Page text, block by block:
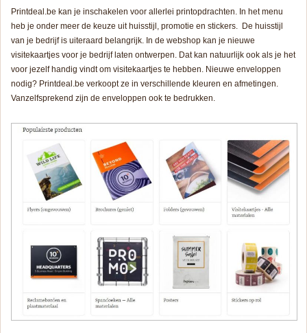
Printdeal.be kan je inschakelen voor allerlei printopdrachten. In het menu
heb je onder meer de keuze uit huisstijl, promotie en stickers. De huisstijl
van je bedrijf is uiteraard belangrijk. In de webshop kan je nieuwe
visitekaartjes voor je bedrijf laten ontwerpen. Dat kan natuurlijk ook als je het
voor jezelf handig vindt om visitekaartjes te hebben. Nieuwe enveloppen
nodig? Printdeal.be verkoopt ze in verschillende kleuren en afmetingen.
Vanzelfsprekend zijn de enveloppen ook te bedrukken.